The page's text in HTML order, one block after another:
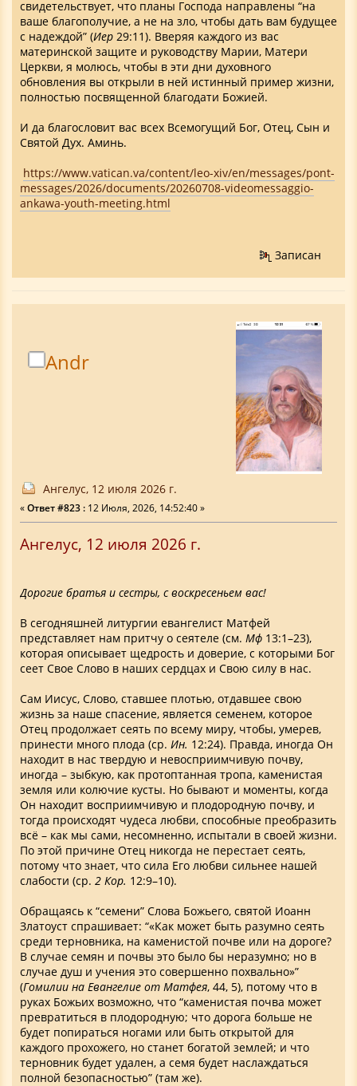
свидетельствует, что планы Господа направлены “на
ваше благополучие, а не на зло, чтобы дать вам будущее
с надеждой” (Иер 29:11). Вверяя каждого из вас
материнской защите и руководству Марии, Матери
Церкви, я молюсь, чтобы в эти дни духовного
обновления вы открыли в ней истинный пример жизни,
полностью посвященной благодати Божией.
И да благословит вас всех Всемогущий Бог, Отец, Сын и
Святой Дух. Аминь.
https://www.vatican.va/content/leo-xiv/en/messages/pont-
messages/2026/documents/20260708-videomessaggio-
ankawa-youth-meeting.html
Записан
Аndr
Ангелус, 12 июля 2026 г.
«Ответ #823 : 12 Июля, 2026, 14:52:40 »
Ангелус, 12 июля 2026 г.
Дорогие братья и сестры, с воскресеньем вас!
В сегодняшней литургии евангелист Матфей
представляет нам притчу о сеятеле (см. Мф 13:1–23),
которая описывает щедрость и доверие, с которыми Бог
сеет Свое Слово в наших сердцах и Свою силу в нас.
Сам Иисус, Слово, ставшее плотью, отдавшее свою
жизнь за наше спасение, является семенем, которое
Отец продолжает сеять по всему миру, чтобы, умерев,
принести много плода (ср. Ин. 12:24). Правда, иногда Он
находит в нас твердую и невосприимчивую почву,
иногда – зыбкую, как протоптанная тропа, каменистая
земля или колючие кусты. Но бывают и моменты, когда
Он находит восприимчивую и плодородную почву, и
тогда происходят чудеса любви, способные преобразить
всё – как мы сами, несомненно, испытали в своей жизни.
По этой причине Отец никогда не перестает сеять,
потому что знает, что сила Его любви сильнее нашей
слабости (ср. 2 Кор. 12:9–10).
Обращаясь к “семени” Слова Божьего, святой Иоанн
Златоуст спрашивает: “«Как может быть разумно сеять
среди терновника, на каменистой почве или на дороге?
В случае семян и почвы это было бы неразумно; но в
случае душ и учения это совершенно похвально»”
(Гомилии на Евангелие от Матфея, 44, 5), потому что в
руках Божьих возможно, что “каменистая почва может
превратиться в плодородную; что дорога больше не
будет попираться ногами или быть открытой для
каждого прохожего, но станет богатой землей; и что
терновник будет удален, а семя будет наслаждаться
полной безопасностью” (там же).